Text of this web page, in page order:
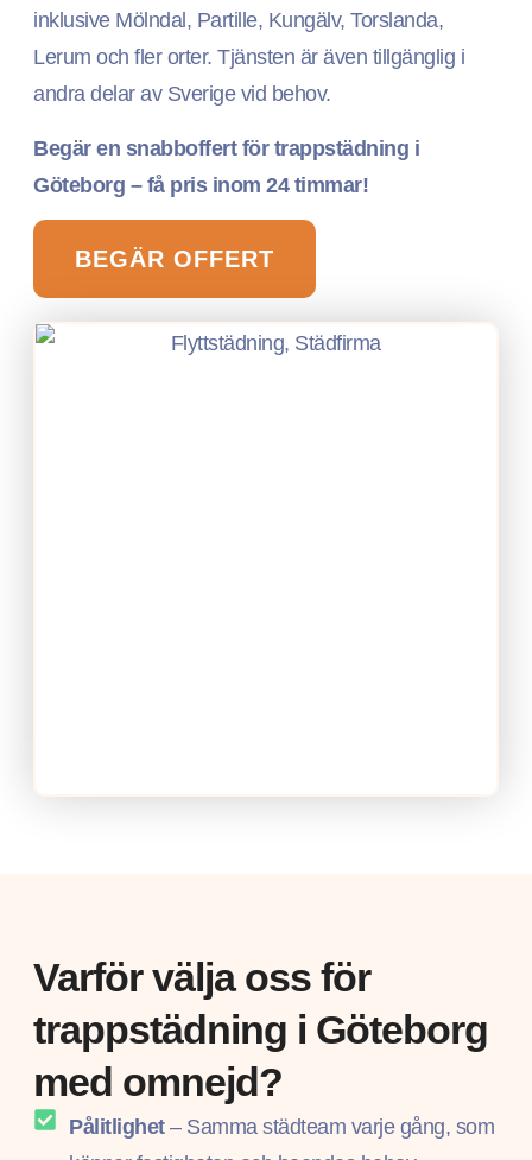
inklusive Mölndal, Partille, Kungälv, Torslanda,
Lerum och fler orter. Tjänsten är även tillgänglig i
andra delar av Sverige vid behov.
Begär en snabboffert för trappstädning i
Göteborg – få pris inom 24 timmar!
BEGÄR OFFERT
Varför välja oss för
trappstädning i Göteborg
med omnejd?
Pålitlighet– Samma städteam varje gång, som